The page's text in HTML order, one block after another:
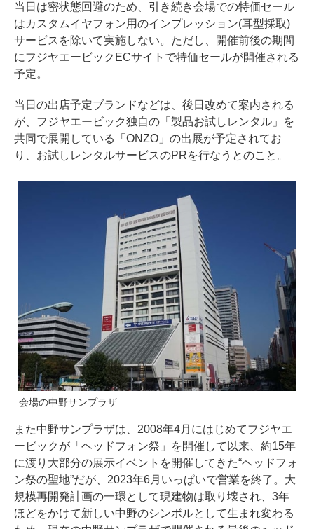
当日は密状態回避のため、引き続き会場での特価セール
はカスタムイヤフォン用のインプレッション(耳型採取)
サービスを除いて実施しない。ただし、開催前後の期間
にフジヤエービックECサイトで特価セールが開催される
予定。
当日の出店予定ブランドなどは、後日改めて案内される
が、フジヤエービック独自の「製品お試しレンタル」を
共同で展開している「ONZO」の出展が予定されてお
り、お試しレンタルサービスのPRを行なうとのこと。
会場の中野サンプラザ
また中野サンプラザは、2008年4月にはじめてフジヤエ
ービックが「ヘッドフォン祭」を開催して以来、約15年
に渡り大部分の展示イベントを開催してきた“ヘッドフォ
ン祭の聖地”だが、2023年6月いっぱいで営業を終了。大
規模再開発計画の一環として現建物は取り壊され、3年
ほどをかけて新しい中野のシンボルとして生まれ変わる